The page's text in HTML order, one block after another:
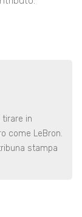
tirare in
come LeBron.
stampa